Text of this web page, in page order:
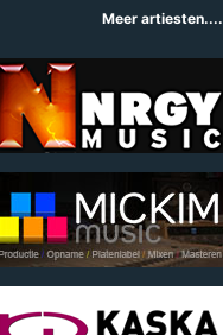
Meer artiesten....